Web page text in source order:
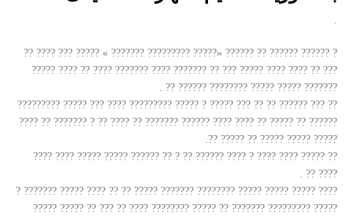
.
? ?????? ?????? ?? ?????? «????? ????????? ??????? » ????? ??? ???? ??
??? ?? ???? ???? ????? ??? ?? ??????? ???? ??????? ???? ?? ???? ?????
??????? ????? ????? ???????? ?????? ?? .
?? ??? ?????? ?? ?? ??? ????? ? ????? ????????? ???? ??? ????? ?????????
?????? ?? ????? ?? ???? ???? ?????? ??????? ?? ???? ?? ? ??????? ?? ????
????? ????? ????? ?? ????? ??.
?? ????? ???? ???? ? ???? ?????? ?? ? ?? ?????? ????? ????? ???? ????
???? ?? .
???? ????? ????? ????? ???????? ??????? ????? ?? ?? ???? ????? ??????? ?
????? ????????? ??????? ?? ????? ???????? ???? ?? ??? ?? ????? ?????